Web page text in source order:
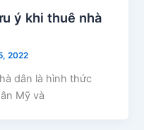
ý khi thuê nhà
2022
dân là hình thức
Mỹ và